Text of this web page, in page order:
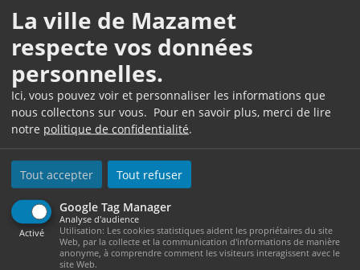
La ville de Mazamet
respecte vos données
personnelles.
Ici, vous pouvez voir et personnaliser les informations que
nous collectons sur vous. Pour en savoir plus, merci de lire
notre politique de confidentialité.
Tout accepter Tout refuser
Google Tag Manager
Activé
Analyse d'audience
Utilisation: Les cookies statistiques aident les propriétaires du site
Web, par la collecte et la communication d'informations de manière
anonyme, à comprendre comment les visiteurs interagissent avec le
site Web.
Ces thèmes sont les suivants :
Réduction des polyexpositions aux
facteurs de risques au-delà des seuils
prévus
Adaptation et aménagement du poste
de travail
Réduction des expositions aux facteurs
de risques professionnels
L'accord ou le plan doit également traiter au
moins 2 des 4 thèmes suivants :
Amélioration des conditions de travail,
notamment sur le plan organisationnel